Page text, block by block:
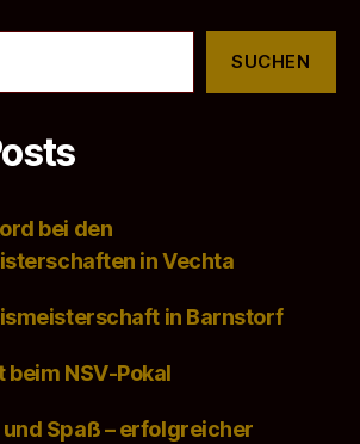
SUCHEN
bei den
in Vechta
in Barnstorf
NSV-Pokal
und Spaß – erfolgreicher